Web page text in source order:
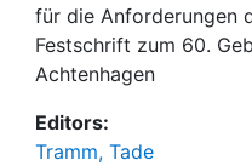
für die Anforderungen
Festschrift zum 60.
Achtenhagen
Editors:
Tramm, Tade